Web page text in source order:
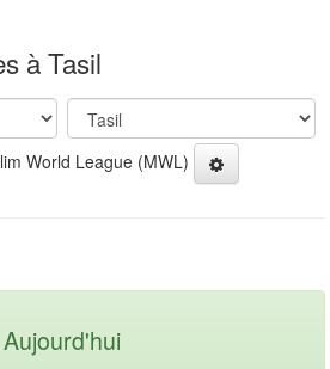
à Tasil
World League (MWL)
Aujourd'hui